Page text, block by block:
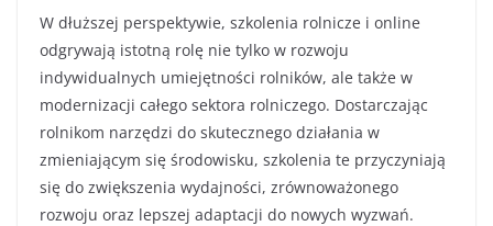
W dłuższej perspektywie, szkolenia rolnicze i online
odgrywają istotną rolę nie tylko w rozwoju
indywidualnych umiejętności rolników, ale także w
modernizacji całego sektora rolniczego. Dostarczając
rolnikom narzędzi do skutecznego działania w
zmieniającym się środowisku, szkolenia te przyczyniają
się do zwiększenia wydajności, zrównoważonego
rozwoju oraz lepszej adaptacji do nowych wyzwań.